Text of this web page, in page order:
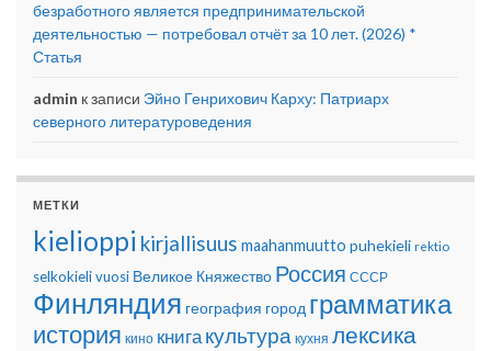
безработного является предпринимательской
деятельностью — потребовал отчёт за 10 лет. (2026) *
Статья
admin к записи Эйно Генрихович Карху: Патриарх
северного литературоведения
МЕТКИ
kielioppi kirjallisuus maahanmuutto puhekieli rektio
selkokielivuosi Великое Княжество Россия СССР
Финляндия география город грамматика
история кино книгакультура кухня лексика